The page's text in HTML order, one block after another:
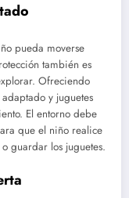
pueda moverse
también es
Ofreciendo
y juguetes
El entorno debe
que el niño realice
guardar los juguetes.